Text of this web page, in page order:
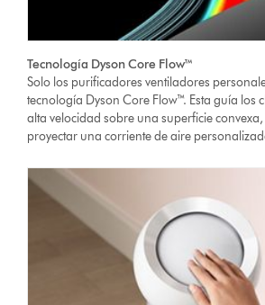
Tecnología Dyson Core Flow™
Solo los purificadores ventiladores
tecnología Dyson Core Flow™. Esta guía los
alta velocidad sobre una superficie
proyectar una corriente de aire